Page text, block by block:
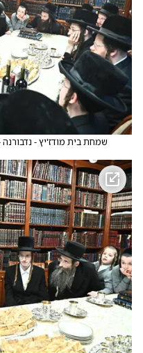
שמחת בית מודז'יץ -